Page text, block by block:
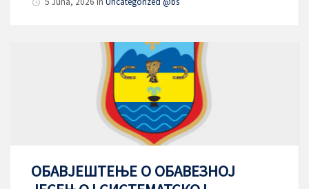
ОБАВЈЕШТЕЊЕ О ОБАВЕЗНОЈ